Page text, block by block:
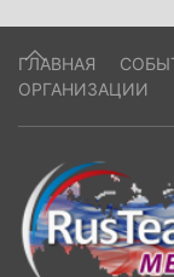
ГЛАВНАЯ
ОРГАНИЗАЦИИ